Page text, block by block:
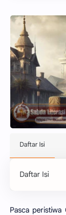
Daftar Isi
Pasca peristiwa